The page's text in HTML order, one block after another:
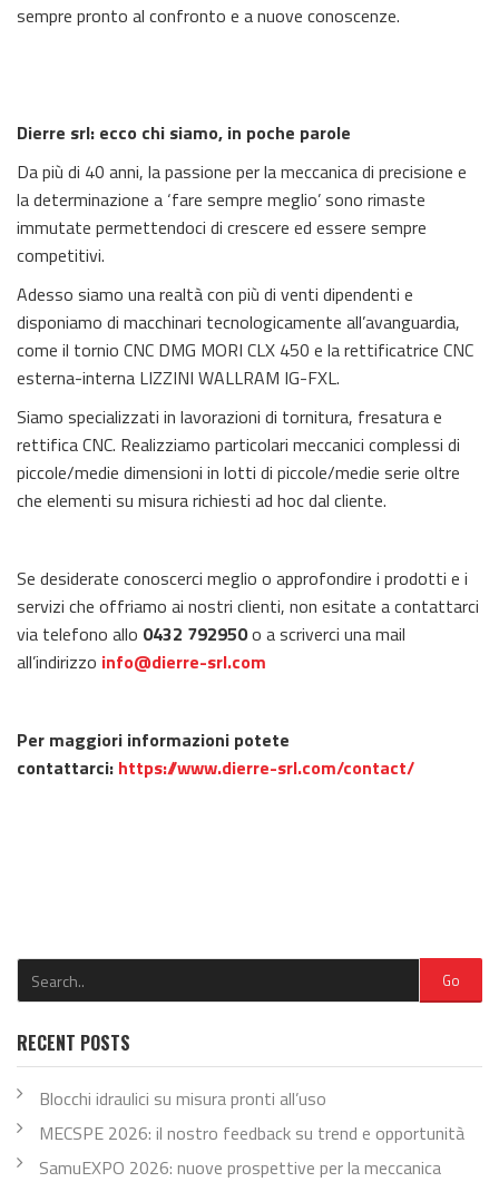
sempre pronto al confronto e a nuove conoscenze.
Dierre srl: ecco chi siamo, in poche parole
Da più di 40 anni, la passione per la meccanica di precisione e
la determinazione a ‘fare sempre meglio’ sono rimaste
immutate permettendoci di crescere ed essere sempre
competitivi.
Adesso siamo una realtà con più di venti dipendenti e
disponiamo di macchinari tecnologicamente all’avanguardia,
come il tornio CNC DMG MORI CLX 450 e la rettificatrice CNC
esterna-interna LIZZINI WALLRAM IG-FXL.
Siamo specializzati in lavorazioni di tornitura, fresatura e
rettifica CNC. Realizziamo particolari meccanici complessi di
piccole/medie dimensioni in lotti di piccole/medie serie oltre
che elementi su misura richiesti ad hoc dal cliente.
Se desiderate conoscerci meglio o approfondire i prodotti e i
servizi che offriamo ai nostri clienti, non esitate a contattarci
via telefono allo 0432 792950o a scriverci una mail
all’indirizzo info@dierre-srl.com
Per maggiori informazioni potete
contattarci: https://www.dierre-srl.com/contact/
Go
RECENT POSTS
Blocchi idraulici su misura pronti all’uso
MECSPE 2026: il nostro feedback su trend e opportunità
SamuEXPO 2026: nuove prospettive per la meccanica